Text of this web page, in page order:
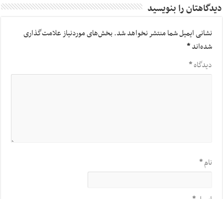
دیدگاهتان را بنویسید
نشانی ایمیل شما منتشر نخواهد شد.بخش‌های موردنیاز علامت‌گذاری
شده‌اند*
دیدگاه*
نام*